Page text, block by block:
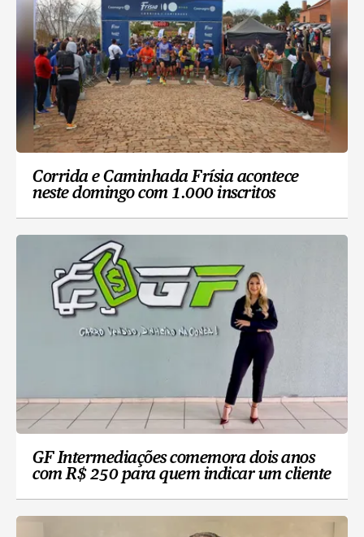
Corrida e Caminhada Frísia acontece
neste domingo com 1.000 inscritos
GF Intermediações comemora dois anos
com R$ 250 para quem indicar um cliente